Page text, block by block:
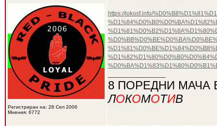
Регистриран на: 28 Сеп 2006
Мнения: 6772
https://lokosf.info/
8 ПОРЕДНИ МАЧА
ЛОКОМОТИВ